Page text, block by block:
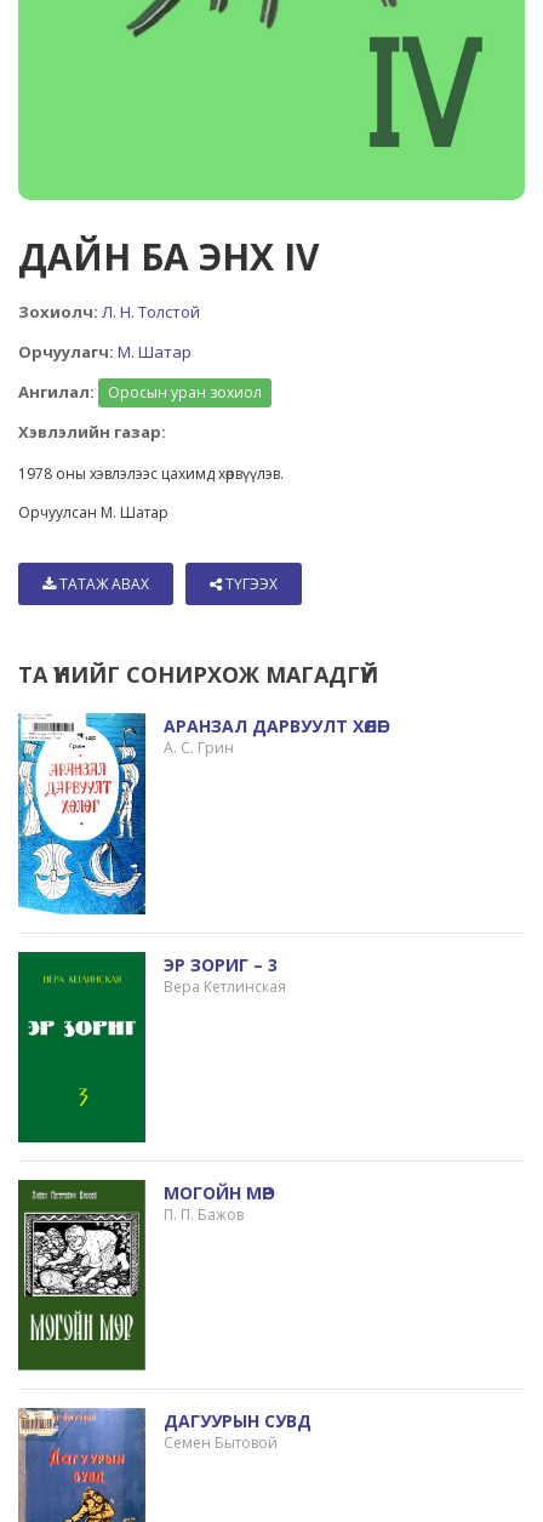
ДАЙН БА ЭНХ IV
Зохиолч: Л. Н. Толстой
Орчуулагч: М. Шатар
Ангилал:
Оросын уран зохиол
Хэвлэлийн газар:
1978 оны хэвлэлээс цахимд хөрвүүлэв.
Орчуулсан М. Шатар
ТАТАЖ АВАХ ТҮГЭЭХ
ТА ҮҮНИЙГ СОНИРХОЖ МАГАДГҮЙ
АРАНЗАЛ ДАРВУУЛТ ХӨЛӨГ
А. С. Грин
ЭР ЗОРИГ – 3
Вера Кетлинская
МОГОЙН МӨР
П. П. Бажов
ДАГУУРЫН СУВД
Семен Бытовой